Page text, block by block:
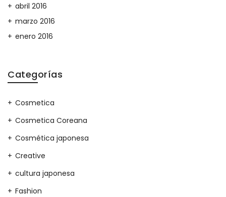
abril 2016
marzo 2016
enero 2016
Categorías
Cosmetica
Cosmetica Coreana
Cosmética japonesa
Creative
cultura japonesa
Fashion